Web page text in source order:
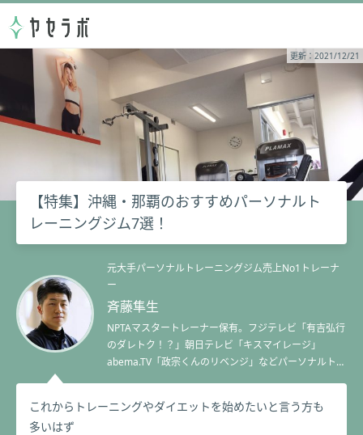
更新：2021/12/21
【特集】沖縄・那覇のおすすめパーソナルト
レーニングジム7選！
元大手パーソナルトレーニングジム売上No1トレーナ
ー
斉藤隼生
NPTAマスタートレーナー保有。フジテレビ「有吉弘行
のダレトク！？」朝日テレビ「キスマイレージ」
abema.TV「政宗くんのリベンジ」などパーソナルトレ
これからトレーニングやダイエットを始めたいと言う方も
多いはず